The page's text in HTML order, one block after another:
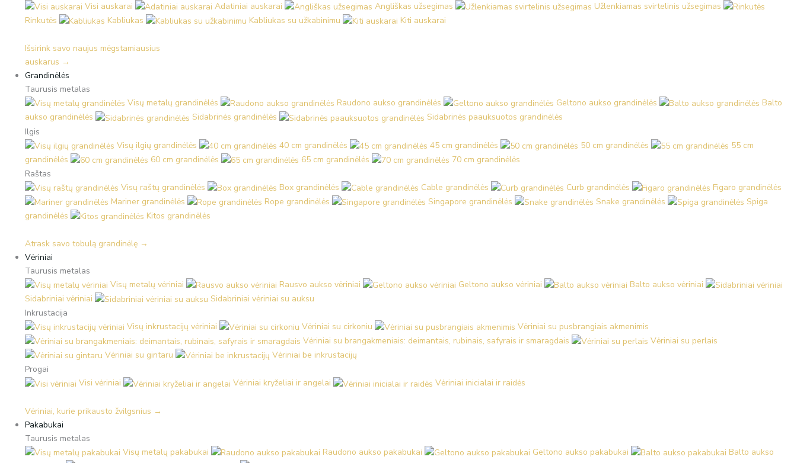
Visi auskarai
Adatiniai auskarai Angliškas užsegimas
Užlenkiamas svirtelinis užsegimas
Rinkutės
Kabliukas Kabliukas su užkabinimu Kiti auskarai
Išsirink savo naujus mėgstamiausius
auskarus →
Grandinėlės
Taurusis metalas
Visų metalų grandinėlės
Raudono aukso grandinėlės Geltono aukso grandinėlės
Balto
aukso grandinėlės
Sidabrinės grandinėlės
Sidabrinės paauksuotos grandinėlės
Ilgis
Visų ilgių grandinėlės
40 cm grandinėlės 45 cm grandinėlės 50 cm grandinėlės
55 cm
grandinėlės
60 cm grandinėlės 65 cm grandinėlės
70 cm grandinėlės
Raštas
Visų raštų grandinėlės
Box grandinėlės Cable grandinėlės Curb grandinėlės
Figaro grandinėlės
Mariner grandinėlės
Rope grandinėlės Singapore grandinėlės Snake grandinėlės
Spiga
grandinėlės
Kitos grandinėlės
Atrask savo tobulą grandinėlę →
Vėriniai
Taurusis metalas
Visų metalų vėriniai
Rausvo aukso vėriniai Geltono aukso vėriniai
Balto aukso vėriniai
Sidabriniai vėriniai
Sidabriniai vėriniai su auksu
Inkrustacija
Visų inkrustacijų vėriniai
Vėriniai su cirkoniu
Vėriniai su pusbrangiais akmenimis
Vėriniai su brangakmeniais: deimantais, rubinais, safyrais ir smaragdais
Vėriniai su perlais
Vėriniai su gintaru
Vėriniai be inkrustacijų
Progai
Visi vėriniai
Vėriniai kryželiai ir angelai Vėriniai inicialai ir raidės
Vėriniai, kurie prikausto žvilgsnius →
Pakabukai
Taurusis metalas
Visų metalų pakabukai
Raudono aukso pakabukai Geltono aukso pakabukai
Balto aukso